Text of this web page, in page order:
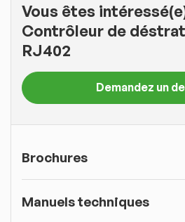
Vous êtes
Contrôleur de
RJ402
Demandez un
Brochures
Manuels techniques